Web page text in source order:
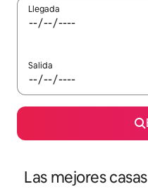
Llegada
Salida
Las mejores